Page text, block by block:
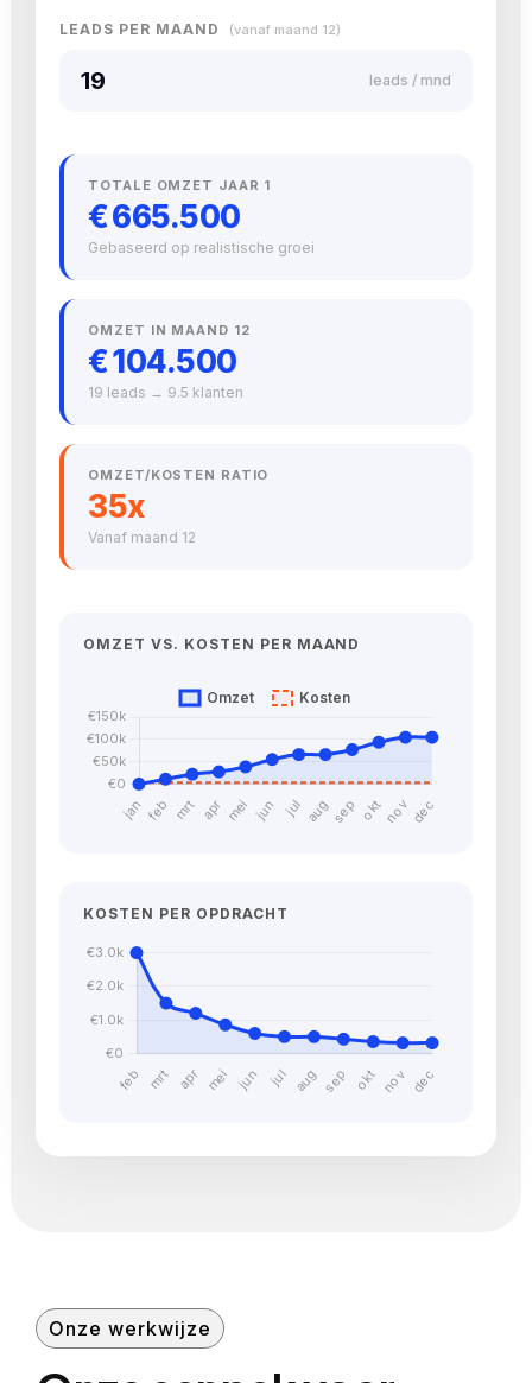
LEADS PER MAAND (vanaf maand 12)
leads / mnd
TOTALE OMZET JAAR 1
€ 665.500
Gebaseerd op realistische groei
OMZET IN MAAND 12
€ 104.500
19 leads → 9.5 klanten
OMZET/KOSTEN RATIO
35x
Vanaf maand 12
OMZET VS. KOSTEN PER MAAND
KOSTEN PER OPDRACHT
Onze werkwijze